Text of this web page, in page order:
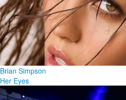
Brian Simpson
Her Eyes